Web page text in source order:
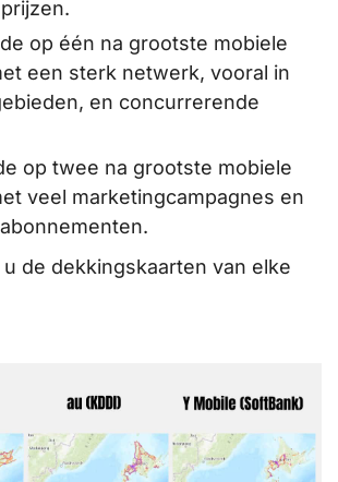
op één na grootste mobiele
een sterk netwerk, vooral in
en concurrerende
op twee na grootste mobiele
veel marketingcampagnes en
de dekkingskaarten van elke